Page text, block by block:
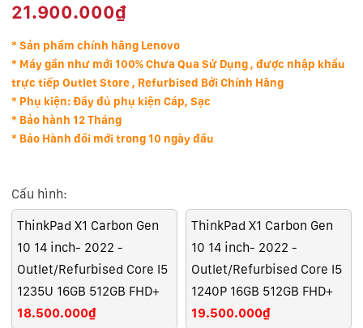
21.900.000₫
* Sản phẩm chính hãng Lenovo
* Máy gần như mới100% Chưa Qua Sử Dụng , được nhập khẩu
trực tiếp Outlet Store , Refurbised Bởi Chính Hãng
* Phụ kiện: Đầy đủ phụ kiện Cáp, Sạc
* Bảo hành 12 Tháng
* Bảo Hành đổi mới trong 10 ngày đầu
Cấu hình:
ThinkPad X1 Carbon Gen
10 14 inch- 2022 -
Outlet/Refurbised Core I5
1235U 16GB 512GB FHD+
18.500.000₫
ThinkPad X1 Carbon Gen
10 14 inch- 2022 -
Outlet/Refurbised Core I5
1240P 16GB 512GB FHD+
19.500.000₫